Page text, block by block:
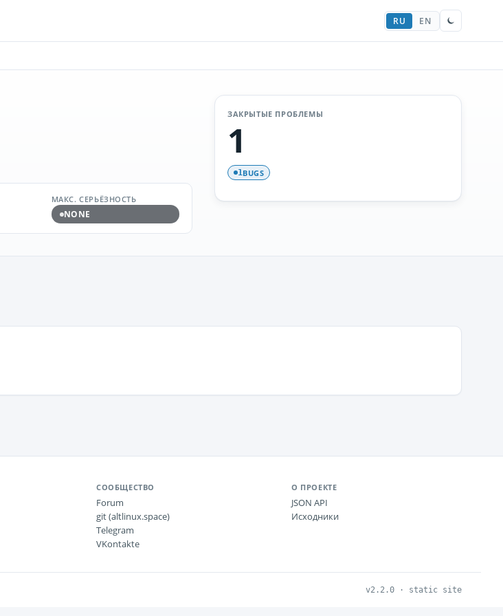
RU EN
МАКС. СЕРЬЁЗНОСТЬ
NONE
ЗАКРЫТЫЕ ПРОБЛЕМЫ
1
1BUGS
СООБЩЕСТВО
Forum
git (altlinux.space)
Telegram
VKontakte
О ПРОЕКТЕ
JSON API
Исходники
v2.2.0 · static site